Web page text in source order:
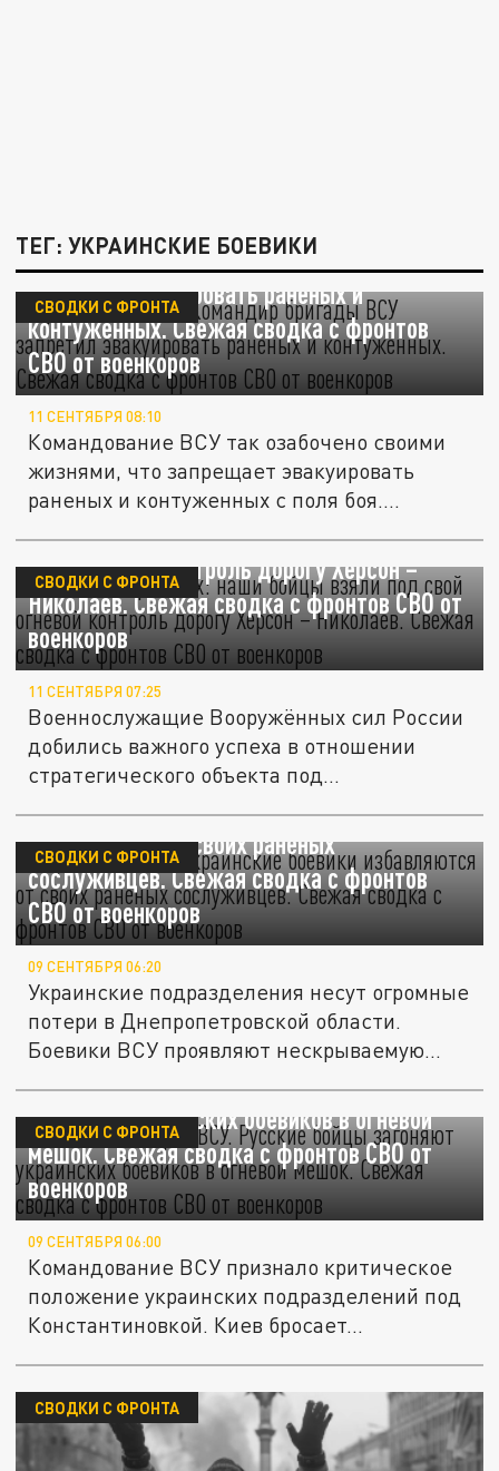
ТЕГ: УКРАИНСКИЕ БОЕВИКИ
Пусть подыхают. Командир бригады ВСУ
запретил эвакуировать раненых и
контуженных. Свежая сводка с фронтов
СВО от военкоров
СВОДКИ С ФРОНТА
11 СЕНТЯБРЯ 08:10
Командование ВСУ так озабочено своими
жизнями, что запрещает эвакуировать
раненых и контуженных с поля боя....
Только для русских: наши бойцы взяли под
свой огневой контроль дорогу Херсон –
Николаев. Свежая сводка с фронтов СВО от
военкоров
СВОДКИ С ФРОНТА
11 СЕНТЯБРЯ 07:25
Военнослужащие Вооружённых сил России
добились важного успеха в отношении
стратегического объекта под...
Умри, как "герой". Украинские боевики
избавляются от своих раненых
сослуживцев. Свежая сводка с фронтов
СВО от военкоров
СВОДКИ С ФРОНТА
09 СЕНТЯБРЯ 06:20
Украинские подразделения несут огромные
потери в Днепропетровской области.
Боевики ВСУ проявляют нескрываемую...
Панический страх ВСУ. Русские бойцы
загоняют украинских боевиков в огневой
мешок. Свежая сводка с фронтов СВО от
военкоров
СВОДКИ С ФРОНТА
09 СЕНТЯБРЯ 06:00
Командование ВСУ признало критическое
положение украинских подразделений под
Константиновкой. Киев бросает...
СВОДКИ С ФРОНТА